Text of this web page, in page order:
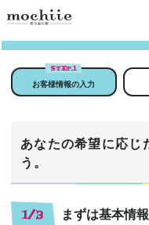
STEP.1
お客様情報の入力
あなたの希望に応じ
う。
1/3 まずは基本情